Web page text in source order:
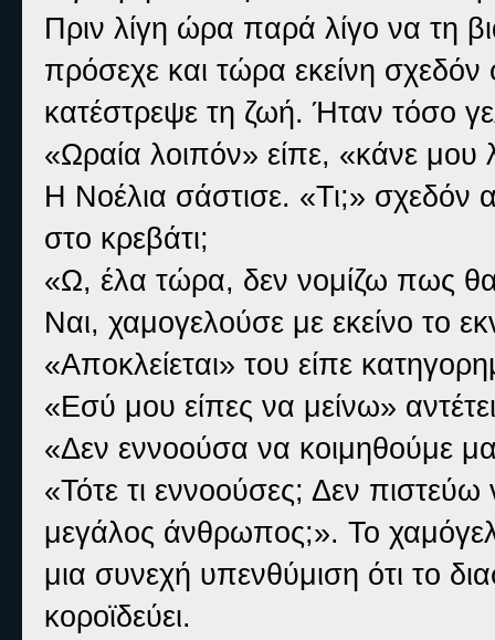
Πριν λίγη ώρα παρά λίγο να τη
πρόσεχε και τώρα εκείνη
κατέστρεψε τη ζωή. Ήταν τόσο
«Ωραία λοιπόν» είπε, «κάνε μου
Η Νοέλια σάστισε. «Τι;»
στο κρεβάτι;
«Ω, έλα τώρα, δεν νομίζω πως
Ναι, χαμογελούσε με εκείνο το
«Αποκλείεται» του είπε
«Εσύ μου είπες να μείνω»
«Δεν εννοούσα να κοιμηθούμε
«Τότε τι εννοούσες; Δεν
μεγάλος άνθρωπος;». Το
μια συνεχή υπενθύμιση ότι το
κοροϊδεύει.